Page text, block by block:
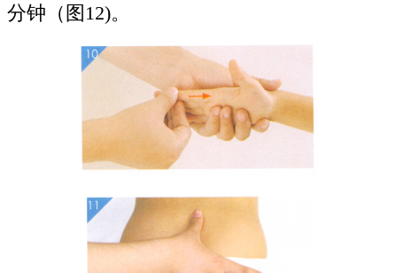
分钟（图12)。